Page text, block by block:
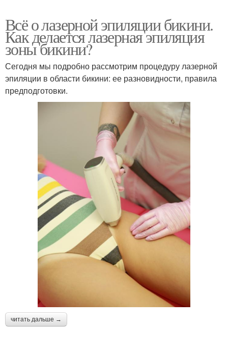
Всё о лазерной эпиляции бикини.
Как делается лазерная эпиляция
зоны бикини?
Сегодня мы подробно рассмотрим процедуру лазерной
эпиляции в области бикини: ее разновидности, правила
предподготовки.
читать дальше →